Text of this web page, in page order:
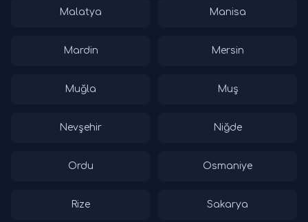
Malatya Manisa
Mardin Mersin
Muğla Muş
Nevşehir Niğde
Ordu Osmaniye
Rize Sakarya